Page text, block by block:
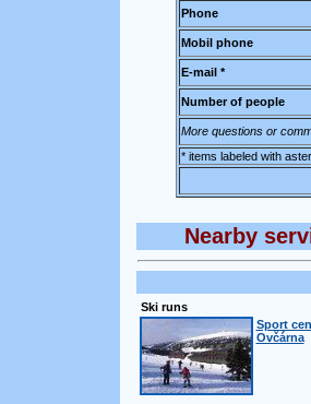
Phone
Mobil phone
E-mail *
Number of people
More questions or
* items labeled with
Nearby
Ski runs
Sport
Ovčárna